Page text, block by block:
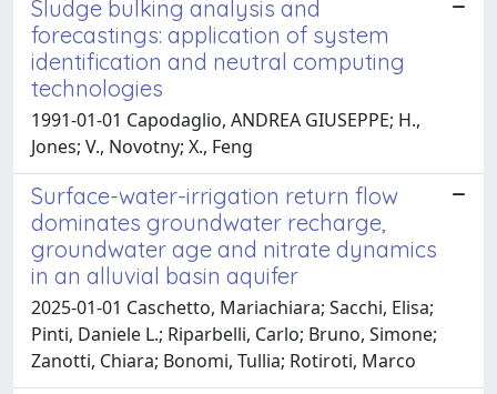
Sludge bulking analysis and
forecastings: application of system
identification and neutral computing
technologies
1991-01-01 Capodaglio, ANDREA GIUSEPPE; H.,
Jones; V., Novotny; X., Feng
Surface-water-irrigation return flow
dominates groundwater recharge,
groundwater age and nitrate dynamics
in an alluvial basin aquifer
2025-01-01 Caschetto, Mariachiara; Sacchi, Elisa;
Pinti, Daniele L.; Riparbelli, Carlo; Bruno, Simone;
Zanotti, Chiara; Bonomi, Tullia; Rotiroti, Marco